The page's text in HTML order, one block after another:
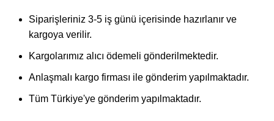
Siparişleriniz 3-5 iş günü içerisinde hazırlanır ve
kargoya verilir.
Kargolarımız alıcı ödemeli gönderilmektedir.
Anlaşmalı kargo firması ile gönderim yapılmaktadır.
Tüm Türkiye'ye gönderim yapılmaktadır.